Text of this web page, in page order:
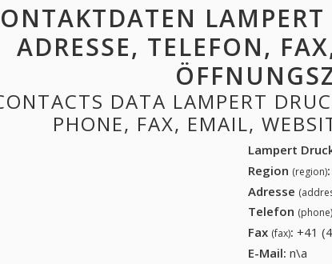
ADRESSE, TELEFON,
DATA LAMPERT
PHONE, FAX, EMAIL,
Lampert
Region (region):
Adresse
Telefon (phone)
Fax (fax): +41
E-Mail: n\a